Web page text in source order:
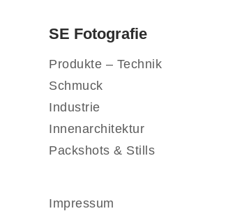
SE Fotografie
Produkte – Technik
Schmuck
Industrie
Innenarchitektur
Packshots & Stills
Impressum